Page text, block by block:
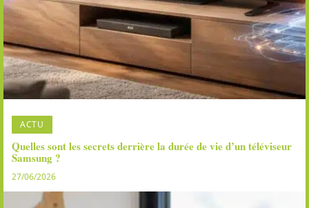
ACTU
Quelles sont les secrets derrière la durée de vie d’un téléviseur
Samsung ?
27/06/2026